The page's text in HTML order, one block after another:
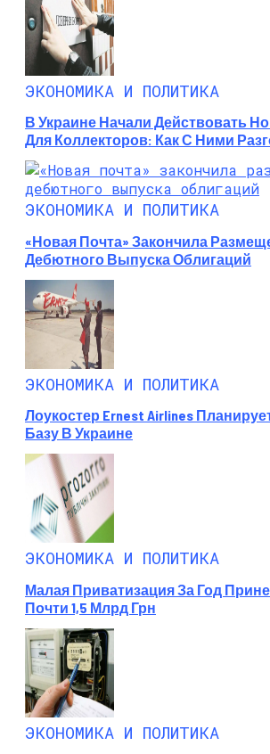
ЭКОНОМИКА И ПОЛИТИКА
В Украине Начали Действовать
Для Коллекторов: Как С Ними
ЭКОНОМИКА И ПОЛИТИКА
«Новая Почта» Закончила
Дебютного Выпуска Облигаций
ЭКОНОМИКА И ПОЛИТИКА
Лоукостер Ernest Airlines
Базу В Украине
ЭКОНОМИКА И ПОЛИТИКА
Малая Приватизация За Год
Почти 1,5 Млрд Грн
ЭКОНОМИКА И ПОЛИТИКА